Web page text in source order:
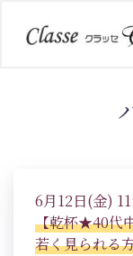
6月12日(金)
【乾杯★40代
若く見られる